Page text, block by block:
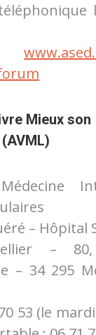
:
Mieux son
– Hôpital
–
– 34 295
53 (le